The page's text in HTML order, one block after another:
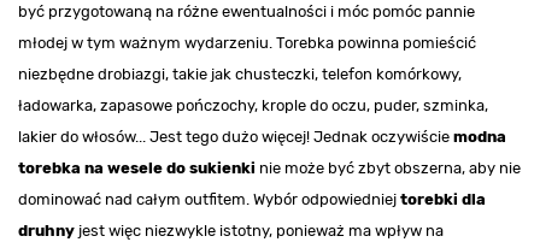
być przygotowaną na różne ewentualności i móc pomóc pannie
młodej w tym ważnym wydarzeniu. Torebka powinna pomieścić
niezbędne drobiazgi, takie jak chusteczki, telefon komórkowy,
ładowarka, zapasowe pończochy, krople do oczu, puder, szminka,
lakier do włosów... Jest tego dużo więcej! Jednak oczywiście modna
torebka na wesele do sukienki nie może być zbyt obszerna, aby nie
dominować nad całym outfitem. Wybór odpowiedniej torebki dla
druhny jest więc niezwykle istotny, ponieważ ma wpływ na